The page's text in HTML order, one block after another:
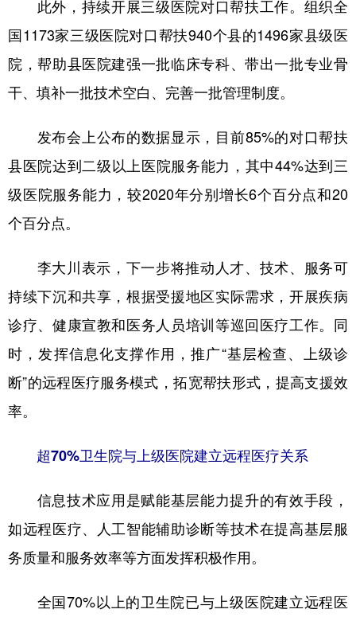
新疆 内蒙古 黑龙江
多语种频道
Русский язык 日本語 한국어
Deutsch Português
此外，持续开展三级医院对口帮扶工作。组织全
国1173家三级医院对口帮扶940个县的1496家县级医
院，帮助县医院建强一批临床专科、带出一批专业骨
干、填补一批技术空白、完善一批管理制度。
发布会上公布的数据显示，目前85%的对口帮扶
县医院达到二级以上医院服务能力，其中44%达到三
级医院服务能力，较2020年分别增长6个百分点和20
个百分点。
李大川表示，下一步将推动人才、技术、服务可
持续下沉和共享，根据受援地区实际需求，开展疾病
诊疗、健康宣教和医务人员培训等巡回医疗工作。同
时，发挥信息化支撑作用，推广“基层检查、上级诊
断”的远程医疗服务模式，拓宽帮扶形式，提高支援效
率。
超70%卫生院与上级医院建立远程医疗关系
信息技术应用是赋能基层能力提升的有效手段，
如远程医疗、人工智能辅助诊断等技术在提高基层服
务质量和服务效率等方面发挥积极作用。
全国70%以上的卫生院已与上级医院建立远程医